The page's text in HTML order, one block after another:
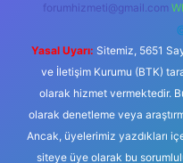
forumhizmeti@gmail.com
Yasal Uyarı: Sitemiz, 5651
ve İletişim Kurumu (BTK)
olarak hizmet vermektedir.
olarak denetleme veya
Ancak, üyelerimiz yazdıkları
siteye üye olarak bu